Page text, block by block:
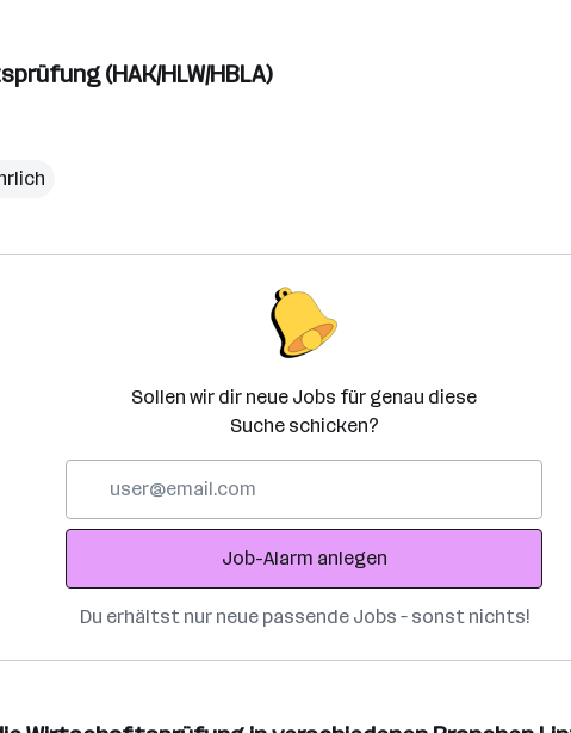
(HAK/HLW/HBLA)
Sollen wir dir neue Jobs für genau diese
Suche schicken?
Adresse
Job-Alarm anlegen
Du erhältst nur neue passende Jobs – sonst nichts!